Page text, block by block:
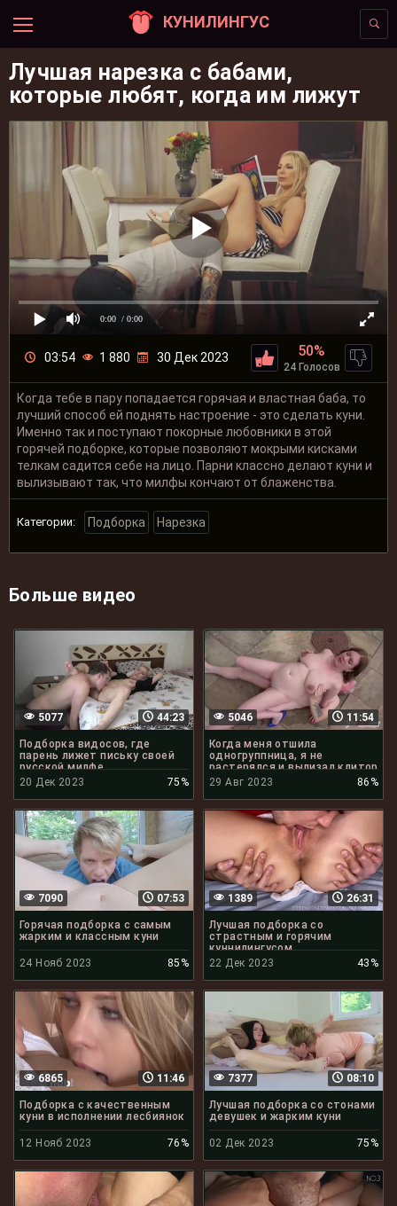
КУНИЛИНГУС
Лучшая нарезка с бабами,
которые любят, когда им лижут
0:00 / 0:00
03:54 1 880 30 Дек 2023 50%
24 Голосов
Когда тебе в пару попадается горячая и властная баба, то
лучший способ ей поднять настроение - это сделать куни.
Именно так и поступают покорные любовники в этой
горячей подборке, которые позволяют мокрыми кисками
телкам садится себе на лицо. Парни классно делают куни и
вылизывают так, что милфы кончают от блаженства.
Категории: Подборка Нарезка
Больше видео
44:23
5077
Подборка видосов, где
парень лижет письку своей
русской милфе
20 Дек 2023
75%
11:54
5046
Когда меня отшила
одногруппница, я не
растерялся и вылизал клитор
и анал её мамки
29 Авг 2023 86%
07:53
7090
Горячая подборка с самым
жарким и классным куни
24 Нояб 2023 85%
26:31
1389
Лучшая подборка со
страстным и горячим
куннилингусом
22 Дек 2023
43%
11:46
6865
Подборка с качественным
куни в исполнении лесбиянок
12 Нояб 2023 76%
08:10
7377
Лучшая подборка со стонами
девушек и жарким куни
02 Дек 2023 75%